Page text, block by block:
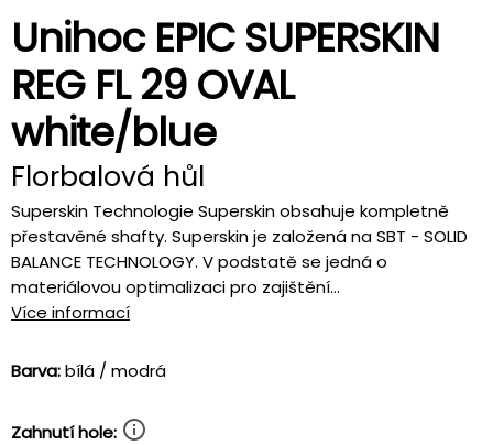
Unihoc EPIC SUPERSKIN
REG FL 29 OVAL
white/blue
Florbalová hůl
Superskin Technologie Superskin obsahuje kompletně
přestavěné shafty. Superskin je založená na SBT - SOLID
BALANCE TECHNOLOGY. V podstatě se jedná o
materiálovou optimalizaci pro zajištění...
Více informací
Barva:bílá / modrá
Zahnutí hole: